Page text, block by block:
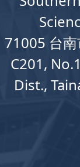
71005 台
C201,
Dist.,